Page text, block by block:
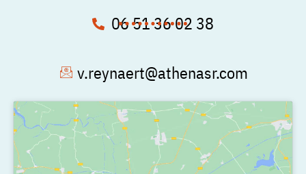
06 51 36 02 38
v.reynaert@athenasr.com